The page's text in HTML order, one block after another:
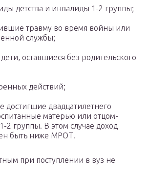
детства и инвалиды 1-2 группы;
травму во время войны или
службы;
оставшиеся без родительского
действий;
достигшие двадцатилетнего
матерью или отцом-
2 группы. В этом случае доход
быть ниже МРОТ.
при поступлении в вуз не